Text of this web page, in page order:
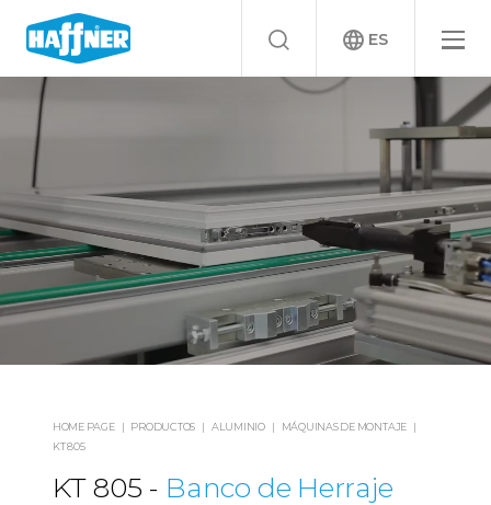
ES
HOME PAGE PRODUCTOS ALUMINIO
MÁQUINAS DE MONTAJE
KT 805
KT 805 Banco de Herraje